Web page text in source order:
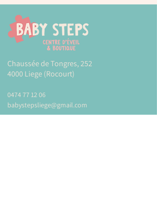
Chaussée de Tongres, 252
4000 Liege (Rocourt)
0474 77 12 06
babystepsliege@gmail.com